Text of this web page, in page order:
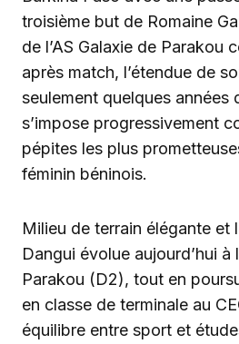
troisième but de Romaine
de l’AS Galaxie de Parakou
après match, l’étendue de
seulement quelques années
s’impose progressivement
pépites les plus
féminin béninois.
Milieu de terrain élégante et
Dangui évolue aujourd’hui à
Parakou (D2), tout en
en classe de terminale au
équilibre entre sport et